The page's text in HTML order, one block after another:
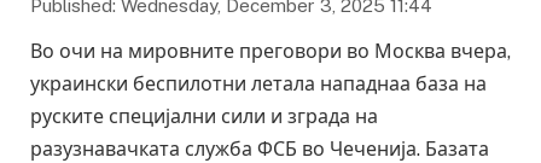
Published: Wednesday, December 3, 2025 11:44
Во очи на мировните преговори во Москва вчера,
украински беспилотни летала нападнаа база на
руските специјални сили и зграда на
разузнавачката служба ФСБ во Чеченија. Базата